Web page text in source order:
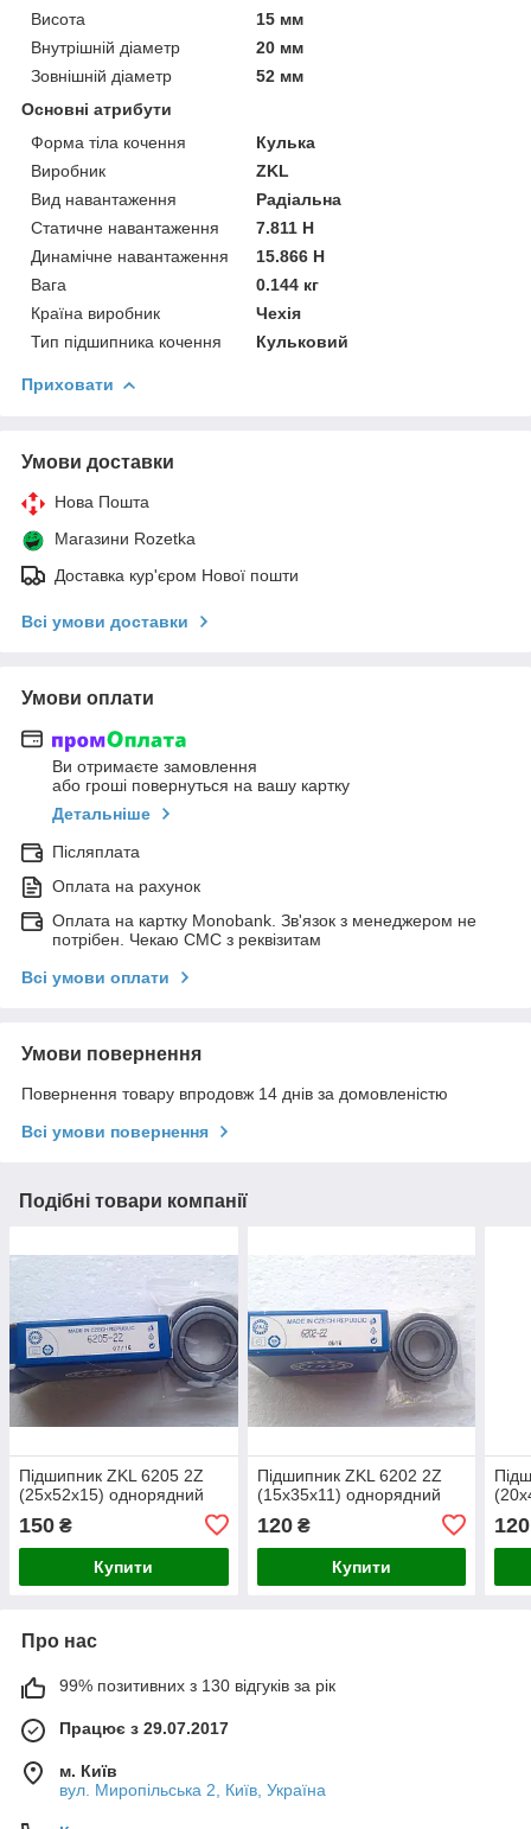
Висота
15 мм
Внутрішній діаметр
20 мм
Зовнішній діаметр
52 мм
Основні атрибути
Форма тіла кочення
Кулька
Виробник
ZKL
Вид навантаження
Радіальна
Статичне навантаження
7.811 Н
Динамічне навантаження
15.866 Н
Вага
0.144 кг
Країна виробник
Чехія
Тип підшипника кочення
Кульковий
Приховати
Умови доставки
Нова Пошта
Магазини Rozetka
Доставка кур'єром Нової пошти
Всі умови доставки
Умови оплати
Ви отримаєте замовлення
або гроші повернуться на вашу картку
Детальніше
Післяплата
Оплата на рахунок
Оплата на картку Monobank. Зв'язок з менеджером не
потрібен. Чекаю СМС з реквізитам
Всі умови оплати
Умови повернення
Повернення товару впродовж 14 днів за домовленістю
Всі умови повернення
Подібні товари компанії
Підшипник ZKL 6205 2Z
(25x52x15) однорядний
150 ₴
Купити
Підшипник ZKL 6202 2Z
(15x35x11) однорядний
120₴
Купити
120
Про нас
99% позитивних з 130 відгуків за рік
Працює з 29.07.2017
м. Київ
вул. Миропільська 2, Київ, Україна